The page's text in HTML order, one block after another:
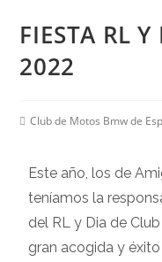
FIESTA RL
2022
Club de Motos Bmw de
Este año, los de
teníamos la
del RL y Dia de
gran acogida y